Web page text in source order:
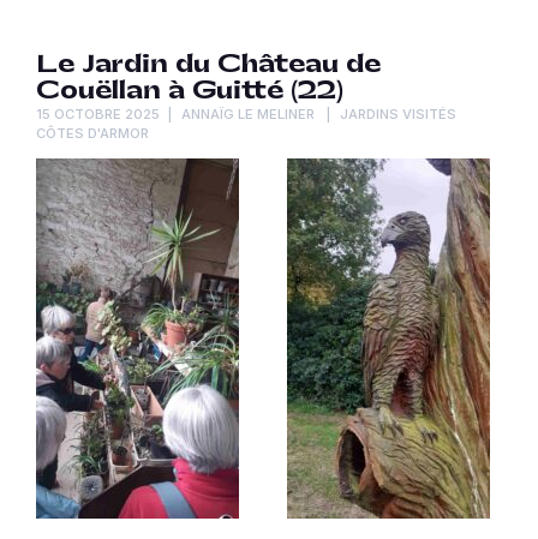
Le Jardin du Château de
Couëllan à Guitté (22)
15 OCTOBRE 2025 ANNAÏG LE MELINER
JARDINS VISITÉS
CÔTES D'ARMOR